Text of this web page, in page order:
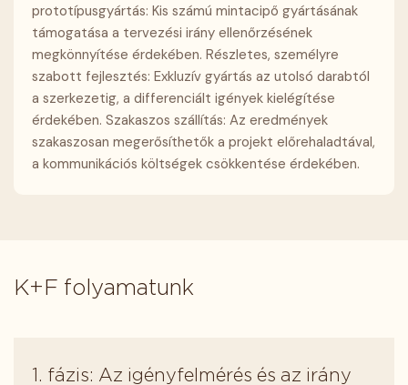
prototípusgyártás: Kis számú mintacipő gyártásának
támogatása a tervezési irány ellenőrzésének
megkönnyítése érdekében. Részletes, személyre
szabott fejlesztés: Exkluzív gyártás az utolsó darabtól
a szerkezetig, a differenciált igények kielégítése
érdekében. Szakaszos szállítás: Az eredmények
szakaszosan megerősíthetők a projekt előrehaladtával,
a kommunikációs költségek csökkentése érdekében.
K+F folyamatunk
1. fázis: Az igényfelmérés és az irány